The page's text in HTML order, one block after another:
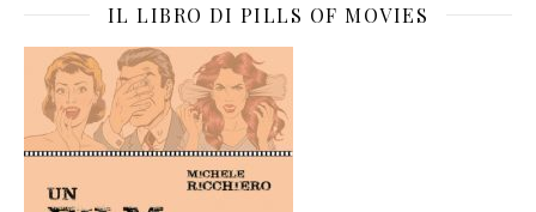
IL LIBRO DI PILLS OF MOVIES